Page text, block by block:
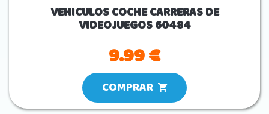
VEHICULOS COCHE CARRERAS DE
VIDEOJUEGOS 60484
9.99 €
COMPRAR